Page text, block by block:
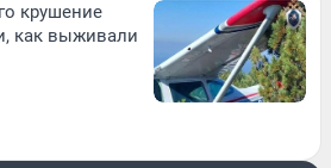
крушение
как выживали